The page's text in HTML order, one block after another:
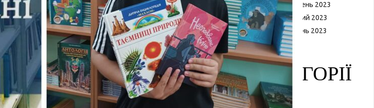
Квітень 2023
Лютий 2023
Січень 2023
КАТЕГОРІЇ